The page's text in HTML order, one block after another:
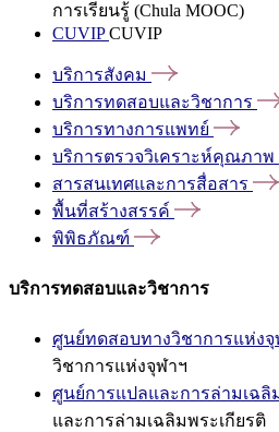
การเรียนรู้ (Chula MOOC)
CUVIPCUVIP
บริการสังคม
บริการทดสอบและวิชาการ
บริการทางการแพทย์
บริการตรวจวิเคราะห์คุณภาพ
สารสนเทศและการสื่อสาร
พื้นที่สร้างสรรค์
พิพิธภัณฑ์
บริการทดสอบและวิชาการ
ศูนย์ทดสอบทางวิชาการแห่งจุ
วิชาการแห่งจุฬาฯ
ศูนย์การแปลและการล่ามเฉลิ
และการล่ามเฉลิมพระเกียรติ